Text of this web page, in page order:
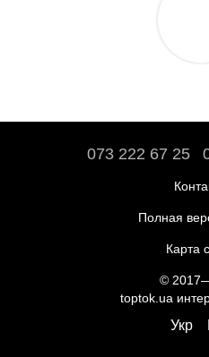
073 222 67 25
Полная
Карта
©
toptok.ua
Укр